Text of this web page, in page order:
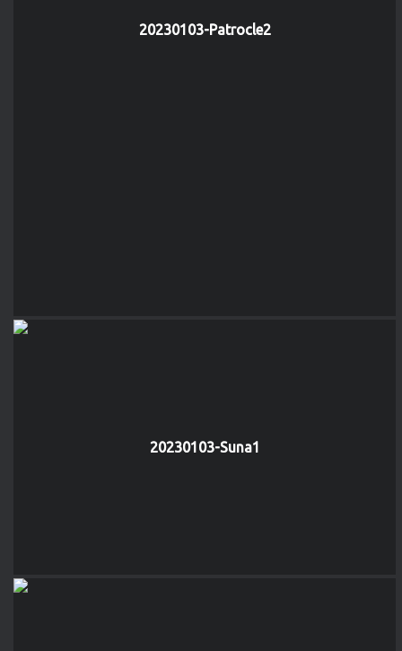
20230103-Patrocle2
20230103-Suna1